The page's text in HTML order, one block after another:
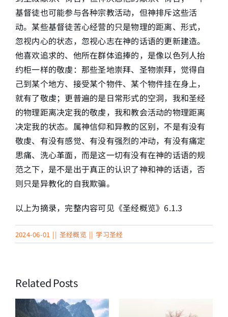
基督徒也可能参与各种宗教活动，但神排斥这些活
动。某些基督徒苦心经营的只是物理的距离、形式，
忽视内心的状态，忽视心志在神的话语的更新建造。
他喜欢追求的、他所在群体追捧的，是像以色列人抬
约柜一样的敬虔：那些圣地崇拜、圣物崇拜，觉得自
己到某个地方、接受某个物件、某个物件挂在身上，
就有了敬虔；更普遍的是日常形式的空洞，我和圣经
的物理距离决定我的敬虔，我和教会活动的物理距离
决定我的状态。属神信仰和异教的区别，不是有没有
敬虔、有没有感觉、有没有强烈的冲动，有没有痛定
思痛、洗心革面，而是这一切有没有在神的话语的规
范之下，是不是出于真正的认识了神和神的话语，否
则只是异教化的自我欺骗。
以上为摘录，完整内容可见《圣经概览》6.1.3
2024-06-01 || 圣经概览 || 学习圣经
Related Posts